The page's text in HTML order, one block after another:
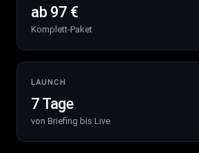
ab 97 €
Komplett-Paket
LAUNCH
7 Tage
von Briefing bis Live